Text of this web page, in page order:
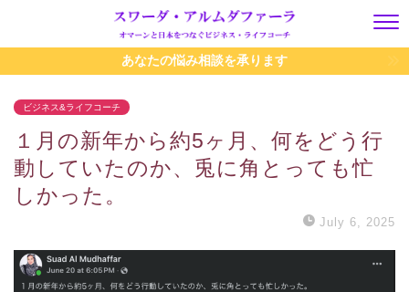
あなたの悩み相談を承ります
ビジネス&ライフコーチ
１月の新年から約5ヶ月、何をどう行
動していたのか、兎に角とっても忙
しかった。
July 6, 2025